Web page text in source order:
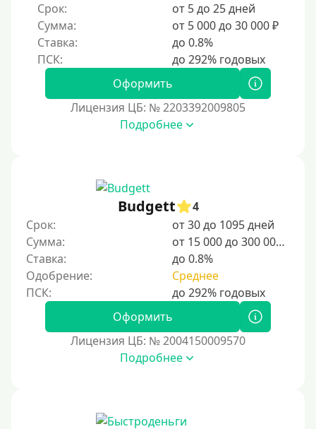
С 19 лет
С 20 лет
С 21 года
Несовершеннолетним
Студентам
Для мужчин
Женский займ
Мамам в декрете
Без регистрации
С временной регистрацией
Срок:
от 5 до 25 дней
Сумма:
от 5 000 до 30 000 ₽
Ставка:
до 0.8%
Оформить
Лицензия ЦБ: № 2203392009805
Подробнее
Budgett
4
Срок:
от 30 до 1095 дней
Сумма:
от 15 000 до 300 000 ₽
Ставка:
до 0.8%
Одобрение:
Среднее
Оформить
Лицензия ЦБ: № 2004150009570
Подробнее